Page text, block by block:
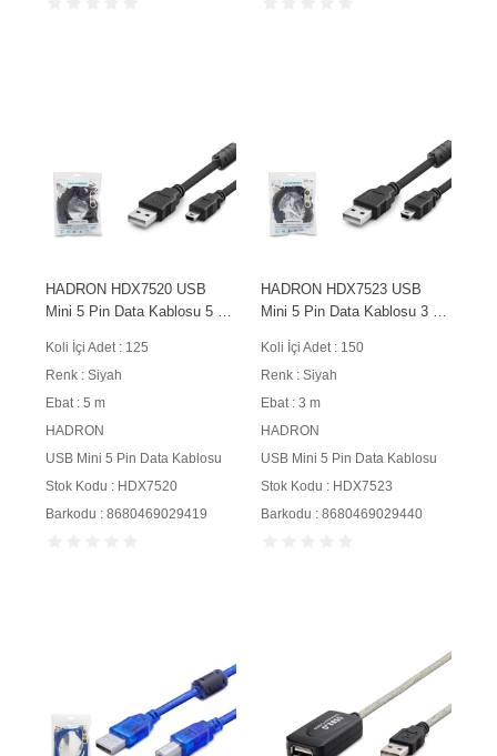
HADRON HDX7520 USB
Mini 5 Pin Data Kablosu 5 m
Koli İçi Adet : 125
Renk : Siyah
Ebat : 5 m
HADRON
USB Mini 5 Pin Data Kablosu
Stok Kodu : HDX7520
Barkodu : 8680469029419
HADRON HDX7523 USB
Mini 5 Pin Data Kablosu 3 m
Koli İçi Adet : 150
Renk : Siyah
Ebat : 3 m
HADRON
USB Mini 5 Pin Data Kablosu
Stok Kodu : HDX7523
Barkodu : 8680469029440